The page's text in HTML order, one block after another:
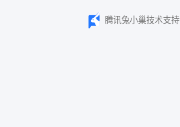
腾讯兔小巢技术支持